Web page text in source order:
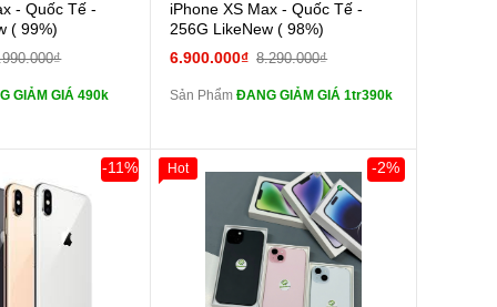
tai nghe iPhone 6S
Pin dự phòng và
- Quốc Tế -
( 99%)
GIẢM GIÁ 490k
màn
tai nghe iPhone 6S
Pin dự phòng và
các Phụ Kiện Khác
iPhone XS Max - Quốc Tế -
256G LikeNew ( 98%)
6.900.000₫ 8.290.000₫
Sản PhẩmĐANG GIẢM GIÁ 1tr390k
Khách Hàng
-11%
Giảm 100.000đ
Khách Hàng
Tặng
-2%
Hot